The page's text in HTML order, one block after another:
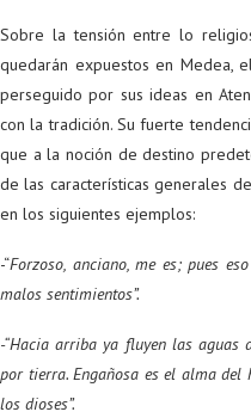
Sobre la tensión entre lo
quedarán expuestos en Medea,
perseguido por sus ideas en
con la tradición. Su fuerte
que a la noción de destino
de las características generales
en los siguientes ejemplos:
-“Forzoso, anciano, me es; pues
malos sentimientos”.
-“Hacia arriba ya fluyen las
por tierra. Engañosa es el alma
los dioses”.